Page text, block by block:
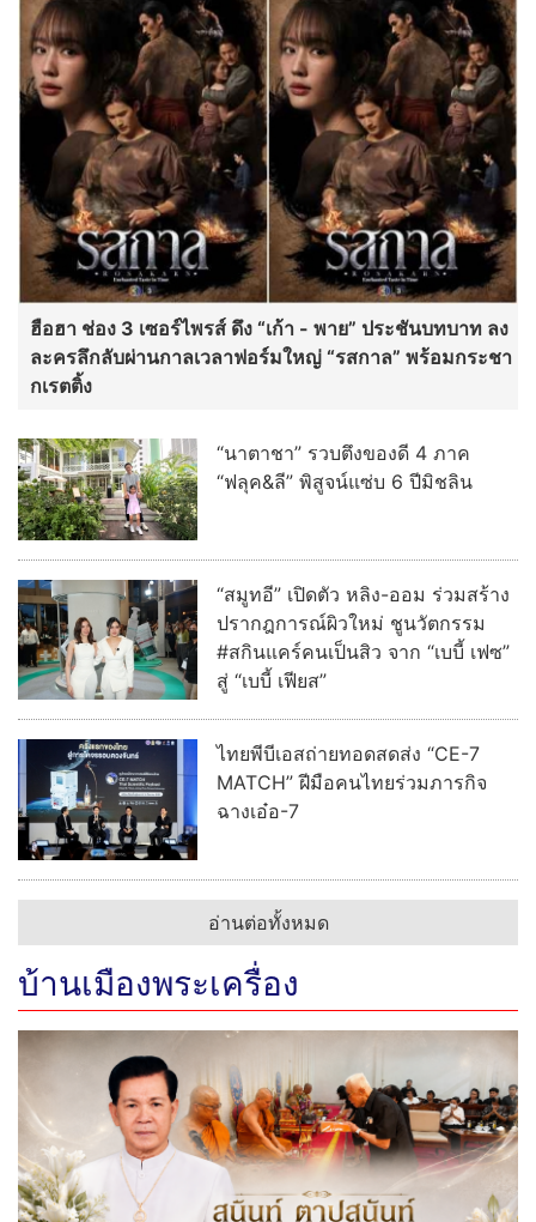
ฮือฮา ช่อง 3 เซอร์ไพรส์ ดึง “เก้า - พาย” ประชันบทบาท ลง
ละครลึกลับผ่านกาลเวลาฟอร์มใหญ่ “รสกาล” พร้อมกระชา
กเรตติ้ง
“นาตาชา” รวบตึงของดี 4 ภาค
“ฟลุค&ลี” พิสูจน์แซ่บ 6 ปีมิชลิน
“สมูทอี” เปิดตัว หลิง-ออม ร่วมสร้าง
ปรากฎการณ์ผิวใหม่ ชูนวัตกรรม
#สกินแคร์คนเป็นสิว จาก “เบบี้ เฟซ”
สู่ “เบบี้ เฟียส”
ไทยพีบีเอสถ่ายทอดสดส่ง “CE-7
MATCH” ฝีมือคนไทยร่วมภารกิจ
ฉางเอ๋อ-7
อ่านต่อทั้งหมด
บ้านเมืองพระเครื่อง